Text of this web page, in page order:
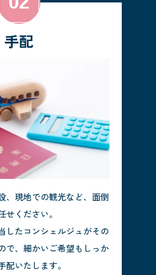
手配
、現地での観光など、面倒
せください。
したコンシェルジュがその
で、細かいご希望もしっか
配いたします。